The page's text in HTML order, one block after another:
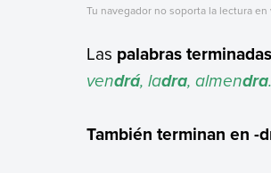
Tu navegador no soporta la lectura en
Las palabras
vendrá, ladra, almendra.
También terminan en -